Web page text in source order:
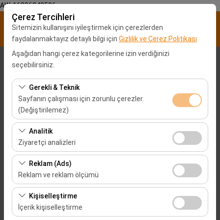
AW-16896840596
Çerez Tercihleri
Sitemizin kullanışını iyileştirmek için çerezlerden
faydalanmaktayız detaylı bilgi için Gizlilik ve Çerez Politikası
Aşağıdan hangi çerez kategorilerine izin verdiğinizi
seçebilirsiniz.
Gerekli & Teknik
Sayfanın çalışması için zorunlu çerezler.
(Değiştirilemez)
Bu çerezler sitenin doğru şekilde çalışması, güvenlik,
oturum yönetimi ve temel işlevler için gereklidir. Devre
dışı bırakılamaz.
Analitik
Ziyaretçi analizleri
Bu çerezler, sitemizin nasıl kullanıldığını (ziyaretçi sayısı,
en çok ziyaret edilen sayfalar, kullanıcı davranışları)
analiz etmemizi sağlar. Bu veriler, web sitesi
performansını ölçmek ve kullanıcı deneyimini sürekli
iyileştirmek için kullanılır.
Reklam (Ads)
Reklam ve reklam ölçümü
Bu çerezler, size ilgi alanlarınıza uygun kişiselleştirilmiş
reklamlar göstermemize ve reklam kampanyalarımızın
etkinliğini (gösterim sayısı, tıklama oranı) ölçmemize
Kişiselleştirme
İçerik kişiselleştirme
Alış Lokasyonu
Malatya Şehir merkezi
Aracı farklı bir lokasyona bırakacağım
Alış Tarih & Saat
09:00
Bırakış Tarih & Saat